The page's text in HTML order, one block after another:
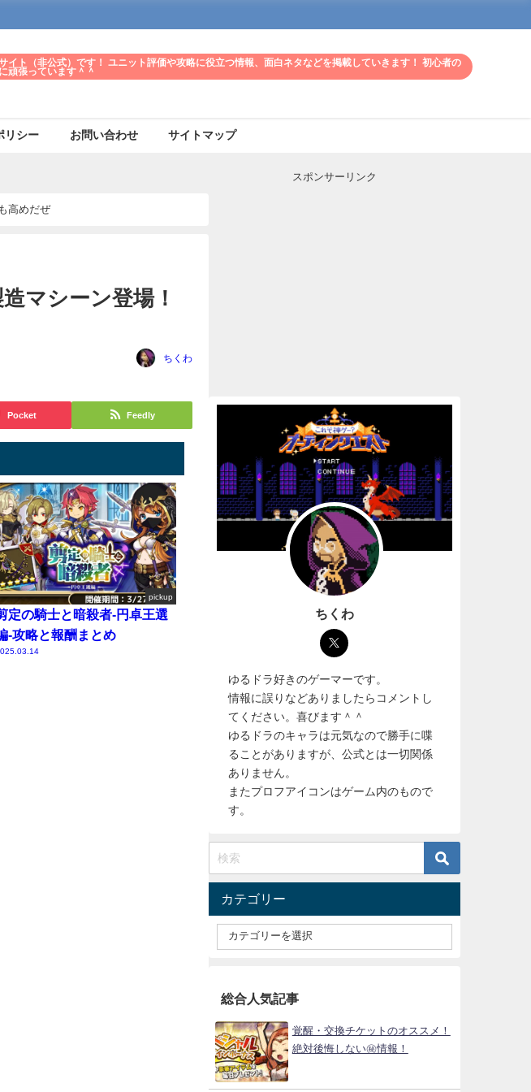
イト（非公式）です！ ユニット評価や攻略に役立つ情報、面白ネタなどを掲載していきます！ 初心者の
頑張っています＾＾
リシー お問い合わせ サイトマップ
高めだぜ
マシーン登場！
ちくわ
Pocket Feedly
pickup
定の騎士と暗殺者-円卓王選
-攻略と報酬まとめ
スポンサーリンク
ちくわ
ゆるドラ好きのゲーマーです。
情報に誤りなどありましたらコメントし
てください。喜びます＾＾
ゆるドラのキャラは元気なので勝手に喋
ることがありますが、公式とは一切関係
ありません。
またプロフアイコンはゲーム内のもので
す。
カテゴリー
総合人気記事
覚醒・交換チケットのオススメ！
絶対後悔しない㊙情報！